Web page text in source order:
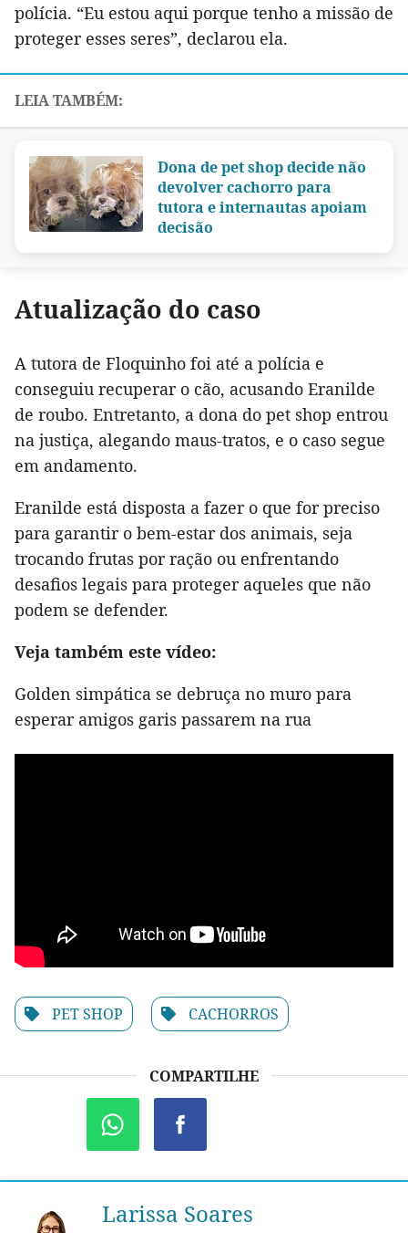
polícia. “Eu estou aqui porque tenho a missão de
proteger esses seres”, declarou ela.
Dona de pet shop decide não
devolver cachorro para
tutora e internautas apoiam
decisão
Atualização do caso
A tutora de Floquinho foi até a polícia e
conseguiu recuperar o cão, acusando Eranilde
de roubo. Entretanto, a dona do pet shop entrou
na justiça, alegando maus-tratos, e o caso segue
em andamento.
Eranilde está disposta a fazer o que for preciso
para garantir o bem-estar dos animais, seja
trocando frutas por ração ou enfrentando
desafios legais para proteger aqueles que não
podem se defender.
Veja também este vídeo:
Golden simpática se debruça no muro para
esperar amigos garis passarem na rua
PET SHOP CACHORROS
COMPARTILHE
Larissa Soares